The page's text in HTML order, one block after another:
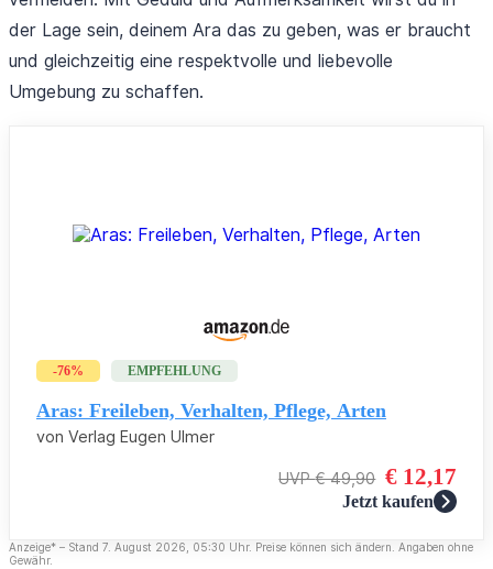
der Lage sein, deinem Ara das zu geben, was er braucht
und gleichzeitig eine respektvolle und liebevolle
Umgebung zu schaffen.
-76% EMPFEHLUNG
Aras: Freileben, Verhalten, Pflege, Arten
von Verlag Eugen Ulmer
€ 49,90 € 12,17
Jetzt kaufen
Anzeige* – Stand 7. August 2026, 05:30 Uhr. Preise können sich ändern. Angaben ohne
Gewähr.